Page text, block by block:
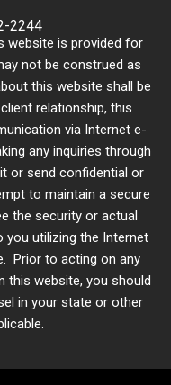
2244
website is provided for
not be construed as
this website shall be
relationship, this
via Internet e-
any inquiries through
or send confidential or
to maintain a secure
the security or actual
utilizing the Internet
Prior to acting on any
this website, you should
in your state or other